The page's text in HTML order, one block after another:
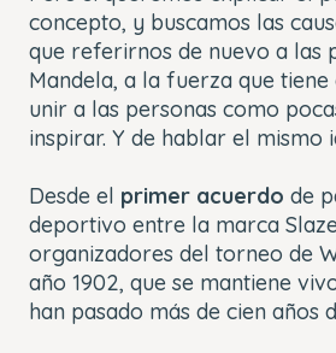
concepto, y buscamos las
que referirnos de nuevo a las
Mandela, a la fuerza que
unir a las personas como
inspirar. Y de hablar el mismo
Desde el primer acuerdo de
deportivo entre la marca
organizadores del torneo de
año 1902, que se mantiene
han pasado más de cien años